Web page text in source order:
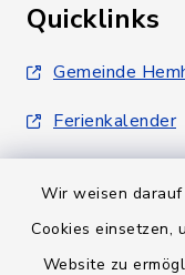
Wir weisen
Cookies einsetzen,
Website zu
Quicklinks
Gemeinde
Ferienkalender